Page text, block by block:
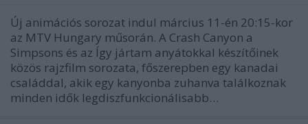
Új animációs sorozat indul március 11-én 20:15-kor
az MTV Hungary műsorán. A Crash Canyon a
Simpsons és az Így jártam anyátokkal készítőinek
közös rajzfilm sorozata, főszerepben egy kanadai
családdal, akik egy kanyonba zuhanva találkoznak
minden idők legdiszfunkcionálisabb…